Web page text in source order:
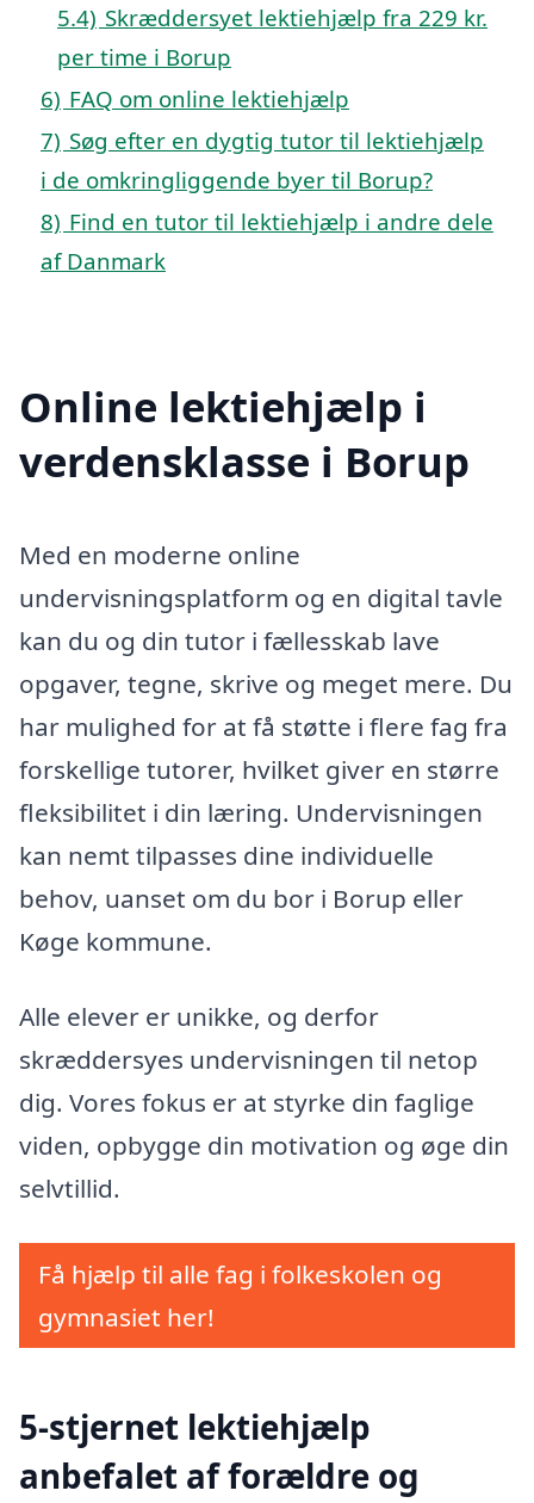
5.4) Skræddersyet lektiehjælp fra 229 kr.
per time i Borup
6) FAQ om online lektiehjælp
7) Søg efter en dygtig tutor til lektiehjælp
i de omkringliggende byer til Borup?
8) Find en tutor til lektiehjælp i andre dele
af Danmark
Online lektiehjælp i
verdensklasse i Borup
Med en moderne online
undervisningsplatform og en digital tavle
kan du og din tutor i fællesskab lave
opgaver, tegne, skrive og meget mere. Du
har mulighed for at få støtte i flere fag fra
forskellige tutorer, hvilket giver en større
fleksibilitet i din læring. Undervisningen
kan nemt tilpasses dine individuelle
behov, uanset om du bor i Borup eller
Køge kommune.
Alle elever er unikke, og derfor
skræddersyes undervisningen til netop
dig. Vores fokus er at styrke din faglige
viden, opbygge din motivation og øge din
selvtillid.
Få hjælp til alle fag i folkeskolen og
gymnasiet her!
5-stjernet lektiehjælp
anbefalet af forældre og